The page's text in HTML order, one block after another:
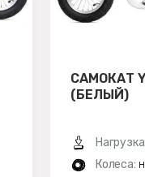
САМОКАТ
(БЕЛЫЙ)
Колеса: